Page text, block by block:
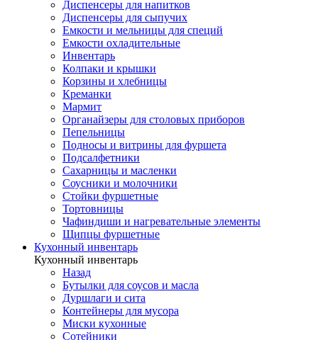
Диспенсеры для напитков
Диспенсеры для сыпучих
Емкости и мельницы для специй
Емкости охладительные
Инвентарь
Колпаки и крышки
Корзины и хлебницы
Креманки
Мармит
Органайзеры для столовых приборов
Пепельницы
Подносы и витрины для фуршета
Подсалфетники
Сахарницы и масленки
Соусники и молочники
Стойки фуршетные
Тортовницы
Чафиндиши и нагревательные элементы
Щипцы фуршетные
Кухонный инвентарь
Кухонный инвентарь
Назад
Бутылки для соусов и масла
Дуршлаги и сита
Контейнеры для мусора
Миски кухонные
Сотейники